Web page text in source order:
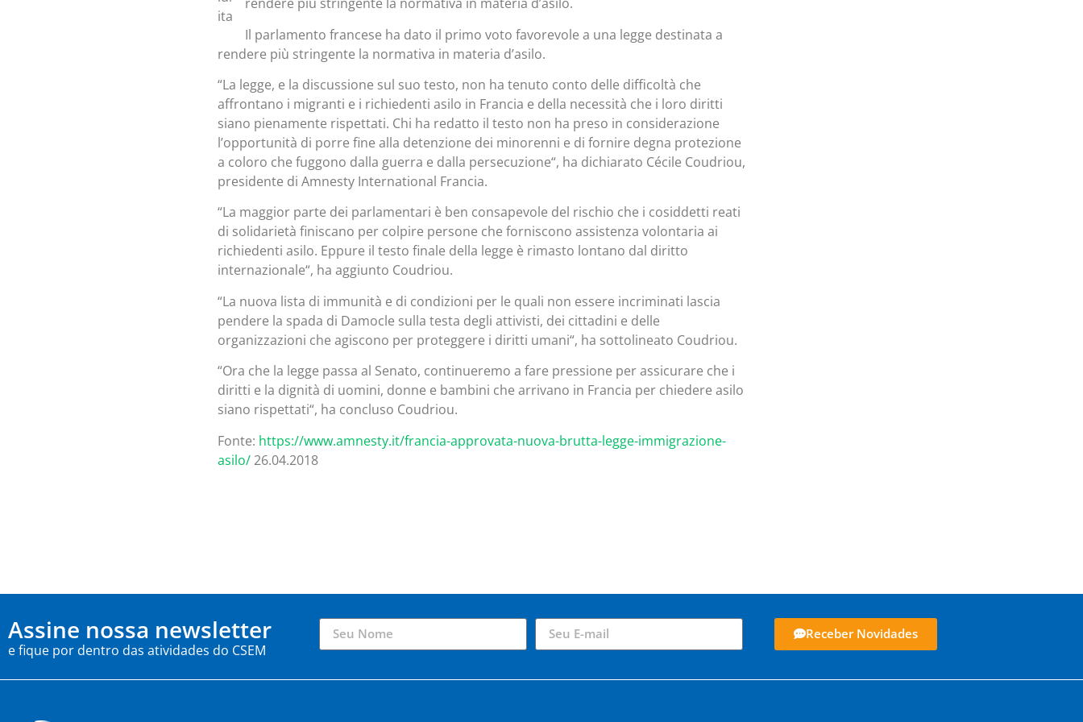
Il parlamento francese ha dato il primo voto favorevole a una legge destinata a
rendere più stringente la normativa in materia d’asilo.
“La legge, e la discussione sul suo testo, non ha tenuto conto delle difficoltà che
affrontano i migranti e i richiedenti asilo in Francia e della necessità che i loro diritti
siano pienamente rispettati. Chi ha redatto il testo non ha preso in considerazione
l’opportunità di porre fine alla detenzione dei minorenni e di fornire degna protezione
a coloro che fuggono dalla guerra e dalla persecuzione“, ha dichiarato Cécile Coudriou,
presidente di Amnesty International Francia.
“La maggior parte dei parlamentari è ben consapevole del rischio che i cosiddetti reati
di solidarietà finiscano per colpire persone che forniscono assistenza volontaria ai
richiedenti asilo. Eppure il testo finale della legge è rimasto lontano dal diritto
internazionale“, ha aggiunto Coudriou.
“La nuova lista di immunità e di condizioni per le quali non essere incriminati lascia
pendere la spada di Damocle sulla testa degli attivisti, dei cittadini e delle
organizzazioni che agiscono per proteggere i diritti umani“, ha sottolineato Coudriou.
“Ora che la legge passa al Senato, continueremo a fare pressione per assicurare che i
diritti e la dignità di uomini, donne e bambini che arrivano in Francia per chiedere asilo
siano rispettati“, ha concluso Coudriou.
Fonte: https://www.amnesty.it/francia-approvata-nuova-brutta-legge-immigrazione-
asilo/26.04.2018
Assine nossa newsletter
e fique por dentro das atividades do CSEM
Receber Novidades